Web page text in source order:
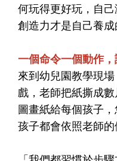
何玩得更好玩，自
創造力才是自己養成
一個命令一個動作
來到幼兒園教學現
戲，老師把紙撕成
圖畫紙給每個孩子
孩子都會依照老師的